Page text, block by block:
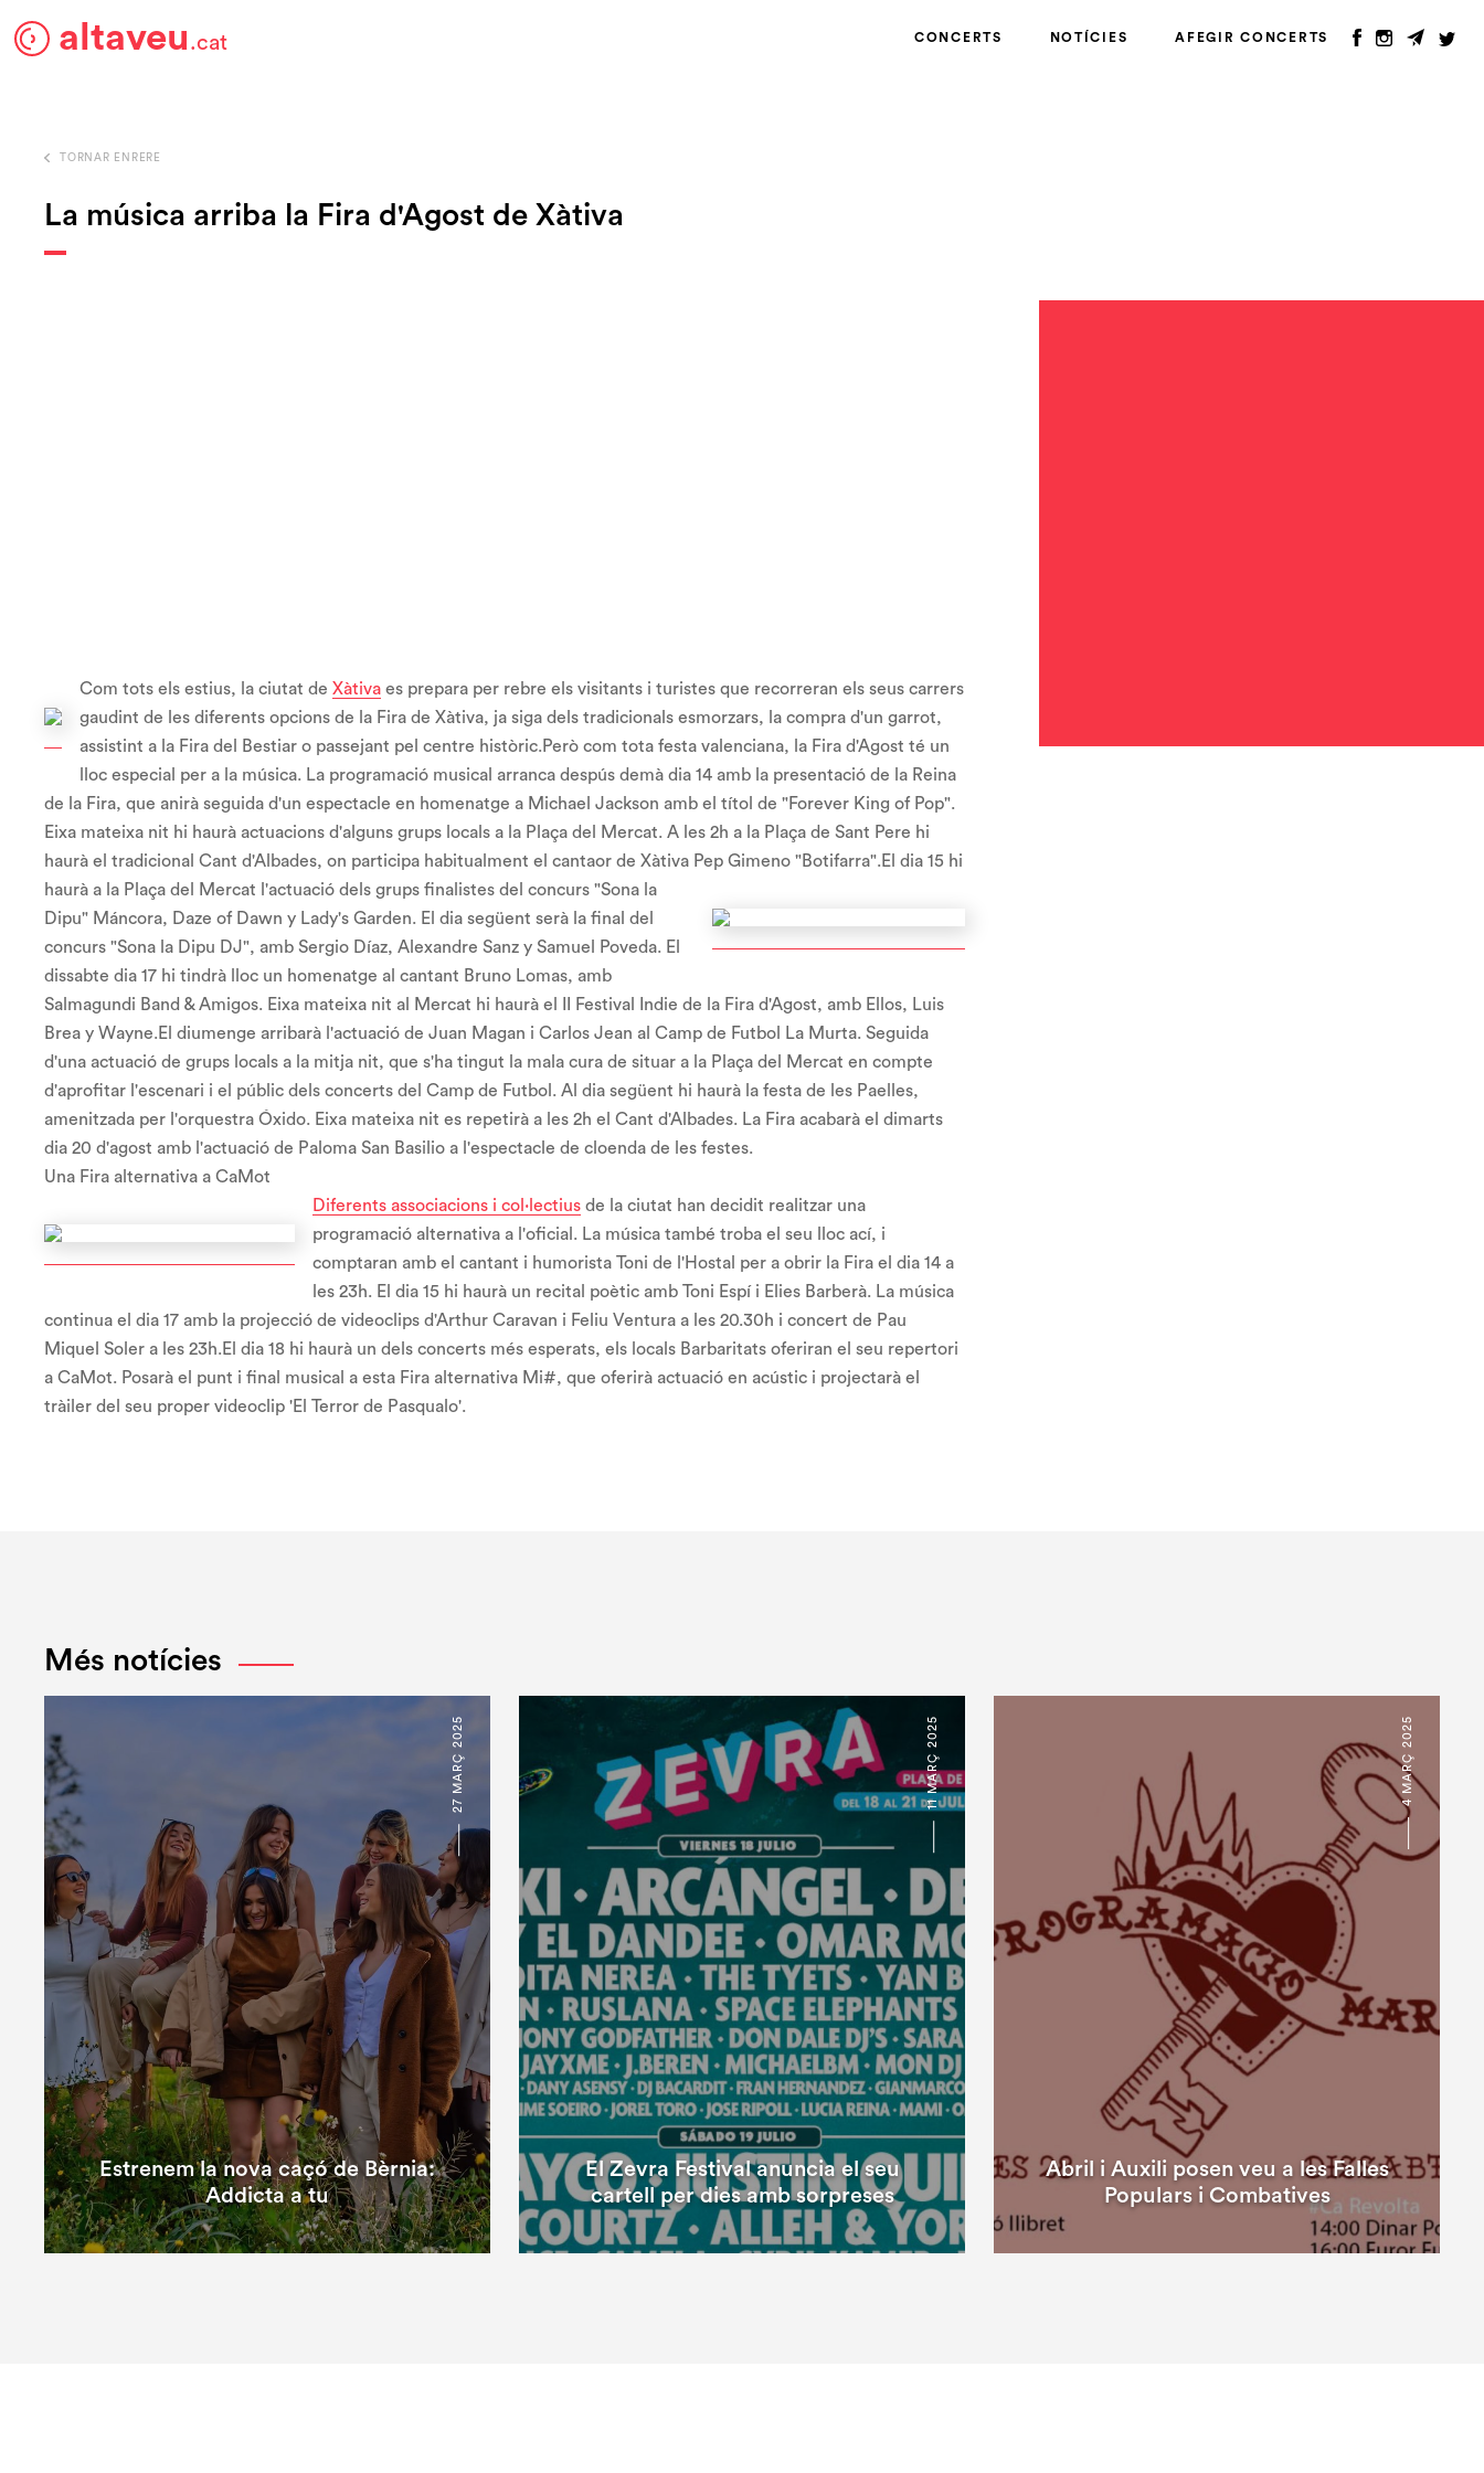
altaveu.cat CONCERTS NOTÍCIES AFEGIR CONCERTS
TORNAR ENRERE
La música arriba la Fira d'Agost de Xàtiva
Com tots els estius, la ciutat de Xàtiva es prepara per rebre els visitants i turistes que recorreran els seus carrers
gaudint de les diferents opcions de la Fira de Xàtiva, ja siga dels tradicionals esmorzars, la compra d'un garrot,
assistint a la Fira del Bestiar o passejant pel centre històric.Però com tota festa valenciana, la Fira d'Agost té un
lloc especial per a la música. La programació musical arranca despús demà dia 14 amb la presentació de la Reina
de la Fira, que anirà seguida d'un espectacle en homenatge a Michael Jackson amb el títol de "Forever King of Pop".
Eixa mateixa nit hi haurà actuacions d'alguns grups locals a la Plaça del Mercat. A les 2h a la Plaça de Sant Pere hi
haurà el tradicional Cant d'Albades, on participa habitualment el cantaor de Xàtiva Pep Gimeno "Botifarra". El dia 15 hi
haurà a la Plaça del Mercat l'actuació dels grups finalistes del concurs "Sona la
Dipu" Máncora, Daze of Dawn y Lady's Garden. El dia següent serà la final del
concurs "Sona la Dipu DJ", amb Sergio Díaz, Alexandre Sanz y Samuel Poveda. El
dissabte dia 17 hi tindrà lloc un homenatge al cantant Bruno Lomas, amb
Salmagundi Band & Amigos. Eixa mateixa nit al Mercat hi haurà el II Festival Indie de la Fira d'Agost, amb Ellos, Luis
Brea y Wayne.El diumenge arribarà l'actuació de Juan Magan i Carlos Jean al Camp de Futbol La Murta. Seguida
d'una actuació de grups locals a la mitja nit, que s'ha tingut la mala cura de situar a la Plaça del Mercat en compte
d'aprofitar l'escenari i el públic dels concerts del Camp de Futbol. Al dia següent hi haurà la festa de les Paelles,
amenitzada per l'orquestra Óxido. Eixa mateixa nit es repetirà a les 2h el Cant d'Albades. La Fira acabarà el dimarts
dia 20 d'agost amb l'actuació de Paloma San Basilio a l'espectacle de cloenda de les festes.
Una Fira alternativa a CaMot
Diferents associacions i col·lectius de la ciutat han decidit realitzar una
programació alternativa a l'oficial. La música també troba el seu lloc ací, i
comptaran amb el cantant i humorista Toni de l'Hostal per a obrir la Fira el dia 14 a
les 23h. El dia 15 hi haurà un recital poètic amb Toni Espí i Elies Barberà. La música
continua el dia 17 amb la projecció de videoclips d'Arthur Caravan i Feliu Ventura a les 20.30h i concert de Pau
Miquel Soler a les 23h.El dia 18 hi haurà un dels concerts més esperats, els locals Barbaritats oferiran el seu repertori
a CaMot. Posarà el punt i final musical a esta Fira alternativa Mi#, que oferirà actuació en acústic i projectarà el
tràiler del seu proper videoclip 'El Terror de Pasqualo'.
Més notícies
Estrenem la nova caçó de Bèrnia:
Addicta a tu
27 MARÇ 2025
El Zevra Festival anuncia el seu
cartell per dies amb sorpreses
11 MARÇ 2025
Abril i Auxili posen veu a les Falles
Populars i Combatives
4 MARÇ 2025